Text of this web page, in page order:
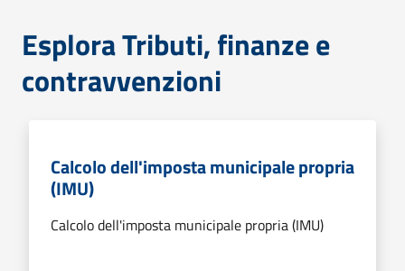
Esplora Tributi, finanze e
contravvenzioni
Calcolo dell'imposta municipale propria
(IMU)
Calcolo dell'imposta municipale propria (IMU)